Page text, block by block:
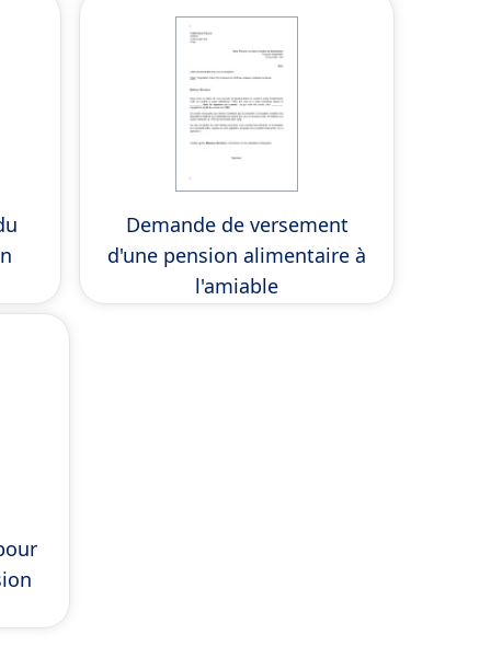
Demande de versement
d'une pension alimentaire à
l'amiable